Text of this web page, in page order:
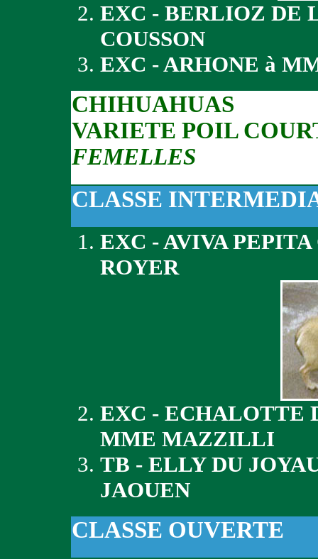
EXC - BERLIOZ DE
COUSSON
EXC - ARHONE à
CHIHUAHUAS
VARIETE POIL
FEMELLES
CLASSE
EXC - AVIVA
ROYER
EXC - ECHALOTTE
MME MAZZILLI
TB - ELLY DU
JAOUEN
CLASSE OUVERTE